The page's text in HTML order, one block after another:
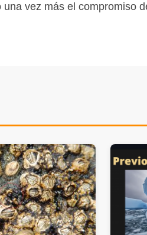
vez más el compromiso